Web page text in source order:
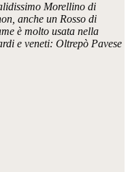
Morellino di
anche un Rosso di
è molto usata nella
e veneti: Oltrepò Pavese